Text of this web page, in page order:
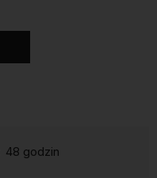
48 godzin